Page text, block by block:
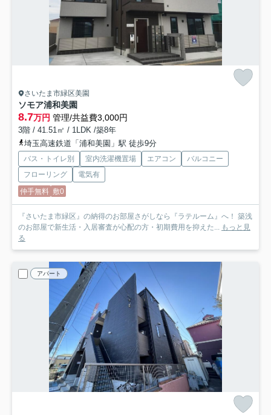
さいたま市緑区美園
ソモア浦和美園
8.7万円 管理/共益費3,000円
3階 / 41.51㎡ / 1LDK /築8年
埼玉高速鉄道「浦和美園」駅 徒歩9分
バス・トイレ別 室内洗濯機置場 エアコン
バルコニー
フローリング
電気有
仲手無料 敷0
『さいたま市緑区』の納得のお部屋さがしなら『ラテルーム』へ！ 築浅
のお部屋で新生活・入居審査が心配の方・初期費用を抑えた... もっと見
る
アパート